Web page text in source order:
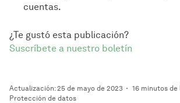
cuentas.
¿Te gustó esta publicación?
Suscríbete a nuestro boletín
Actualización: 25 de mayo de 2023
16 minutos
Protección de datos